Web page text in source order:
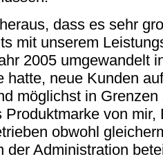
dass es sehr
mit unserem
2005 umgewandelt
hatte, neue Kunden
möglichst in
von mir,
obwohl
der Administration